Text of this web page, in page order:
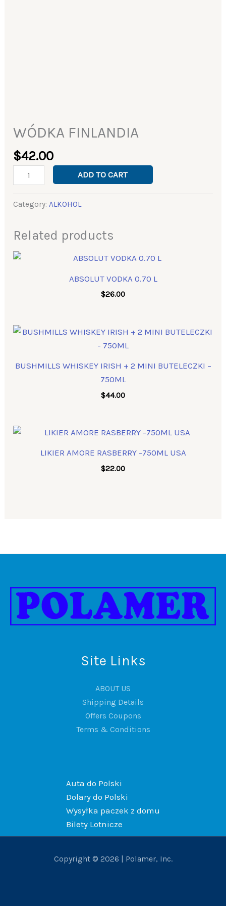
WÓDKA FINLANDIA
$42.00
ADD TO CART
Category:ALKOHOL
Related products
ABSOLUT VODKA 0.70 L
$26.00
BUSHMILLS WHISKEY IRISH + 2 MINI BUTELECZKI –
750ML
$44.00
LIKIER AMORE RASBERRY -750ML USA
$22.00
Site Links
ABOUT US
Shipping Details
Offers Coupons
Terms & Conditions
Auta do Polski
Dolary do Polski
Wysyłka paczek z domu
Bilety Lotnicze
Copyright © 2026 | Polamer, Inc.